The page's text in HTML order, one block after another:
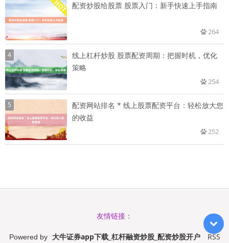
配资炒股给股票 股票入门：新手快速上手指南
264
4
线上杠杆炒股 股票配资周期：把握时机，优化
策略
254
5
配资网站排名 * 线上股票配资平台：轻松放大您
的收益
252
友情链接：
Powered by 大牛证券app下载_杠杆融资炒股_配资炒股开户 RSS